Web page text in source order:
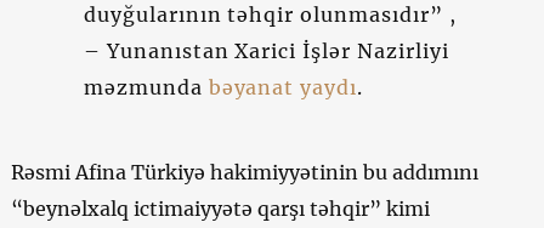
duyğularının təhqir olunmasıdır” ,
– Yunanıstan Xarici İşlər Nazirliyi
məzmunda bəyanat yaydı.
Rəsmi Afina Türkiyə hakimiyyətinin bu addımını
“beynəlxalq ictimaiyyətə qarşı təhqir” kimi